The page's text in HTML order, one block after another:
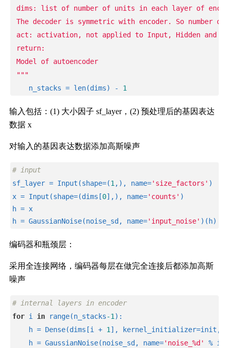
dims: list of number of units in each layer of
The decoder is symmetric with encoder. So number
act: activation, not applied to Input, Hidden and
return:
Model of autoencoder
"""
    n_stacks = len(dims) -
1
输入包括：(1) 大小因子 sf_layer，(2) 预处理后的基因表达
数据 x
对输入的基因表达数据添加高斯噪声
# input
sf_layer = Input(shape=(1,), name='size_factors' )
x = Input(shape=(dims[0],), name='counts' )
h = x
h = GaussianNoise(noise_sd, name='input_noise' )(h)
编码器和瓶颈层：
采用全连接网络，编码器每层在做完全连接后都添加高斯
噪声
# internal layers in encoder
for i in range(n_stacks-1):
    h = Dense(dims[i +
1], kernel_initializer=init,
    h = GaussianNoise(noise_sd, name=
'noise_%d'
%